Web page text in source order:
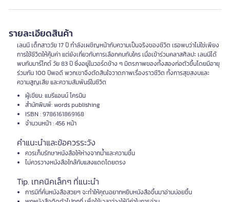
รายละเอียดสินค้า
เลนนี เด็กสาววัย 17 ปี กำลังเผชิญหน้ากับความเป็นจริงของชีวิต เธอพบว่าไม่ใช่เพียง
การใช้ชีวิตให้คุ้มค่า แต่ยังเกี่ยวกับการเลือกคบกับใคร เมื่อเข้าร่วมคลาสศิลปะ เลนนีได้
พบกับมาร์โกต์ วัย 83 ปี ซึ่งอยู่ในวอร์ดข้าง ๆ มิตรภาพของทั้งสองก่อตัวขึ้นโดยมีอายุ
ร่วมกัน 100 ปีพอดี พวกเขาจึงตัดสินใจวาดภาพเรื่องราวชีวิต ทั้งการสุขสงบและ
ความสูญเสีย และความสัมพันธ์ในชีวิต
ผู้เขียน: แมรีแอนน์ โครนิน
สำนักพิมพ์: words publishing
ISBN : 9786161869168
จำนวนหน้า : 456 หน้า
คำแนะนำและข้อควรระวัง
ควรเก็บรักษาหนังสือให้ห่างจากน้ำและความชื้น
ไม่ควรวางหนังสือใกล้กับแสงแดดโดยตรง
Tip. เทคนิคเล็กๆ ที่แนะนำ
การมีที่คั่นหนังสือสวยๆ จะทำให้คุณอยากหยิบหนังสือขึ้นมาอ่านบ่อยขึ้น